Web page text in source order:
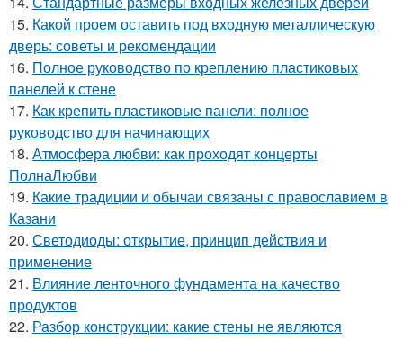
15. Какой проем оставить под входную металлическую
дверь: советы и рекомендации
16. Полное руководство по креплению пластиковых
панелей к стене
17. Как крепить пластиковые панели: полное
руководство для начинающих
18. Атмосфера любви: как проходят концерты
ПолнаЛюбви
19. Какие традиции и обычаи связаны с православием в
Казани
20. Светодиоды: открытие, принцип действия и
применение
21. Влияние ленточного фундамента на качество
продуктов
22. Разбор конструкции: какие стены не являются